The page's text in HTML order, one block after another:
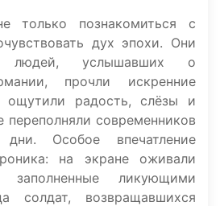
только познакомиться с
дух эпохи. Они
людей, услышавших о
прочли искренние
ощутили радость, слёзы и
современников
Особое впечатление
на экране оживали
заполненные ликующими
солдат, возвращавшихся